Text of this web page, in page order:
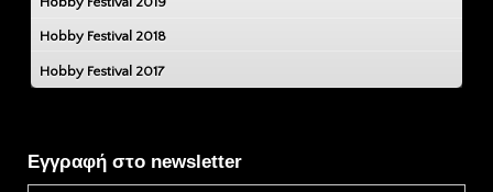
Hobby Festival 2018
Hobby Festival 2017
Εγγραφή στο newsletter